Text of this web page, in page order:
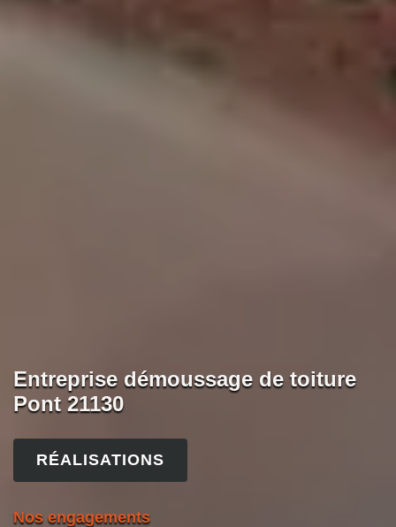
Entreprise démoussage de toiture
Pont 21130
RÉALISATIONS
Nos engagements